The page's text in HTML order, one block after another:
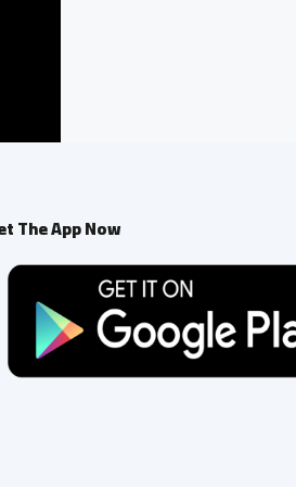
The App Now